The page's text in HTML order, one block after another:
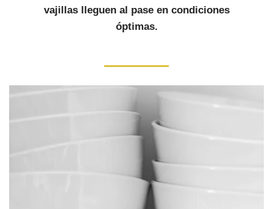
vajillas lleguen al pase en condiciones
óptimas.